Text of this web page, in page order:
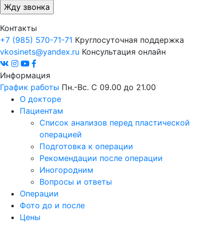
Контакты
+7 (985) 570-71-71 Круглосуточная поддержка
vkosinets@yandex.ru Консультация онлайн
Информация
График работы Пн.-Вс. С 09.00 до 21.00
О докторе
Пациентам
Список анализов перед пластической
операцией
Подготовка к операции
Рекомендации после операции
Иногородним
Вопросы и ответы
Операции
Фото до и после
Цены